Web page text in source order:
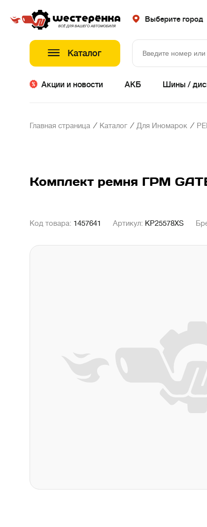
Выберите город
Каталог
Акции и новости АКБ Шины /
Главная страница / Каталог / Для Иномарок /
Комплект ремня ГРМ
Код товара: 1457641 Артикул: KP25578XS